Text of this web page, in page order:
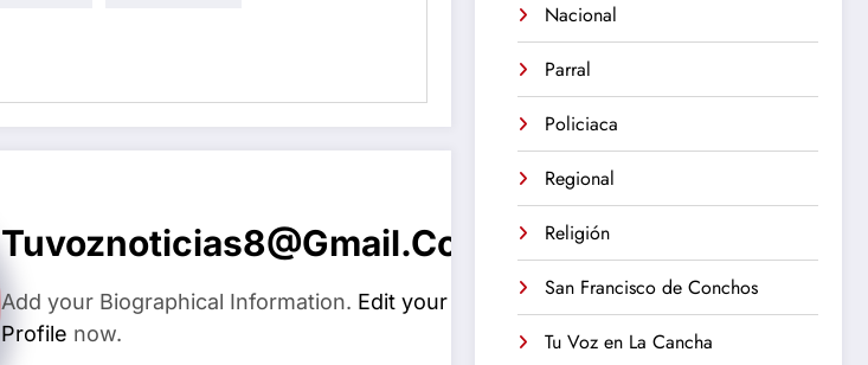
Tuvoznoticias8@gmail.com
Add your Biographical Information. Edit your
Profile now.
Nacional
Parral
Policiaca
Regional
Religión
San Francisco de Conchos
Tu Voz en La Cancha